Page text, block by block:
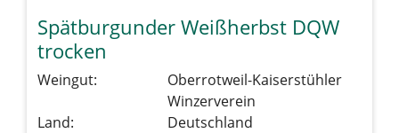
Spätburgunder Weißherbst DQW
trocken
Weingut:
Oberrotweil-Kaiserstühler
Winzerverein
Land:
Deutschland